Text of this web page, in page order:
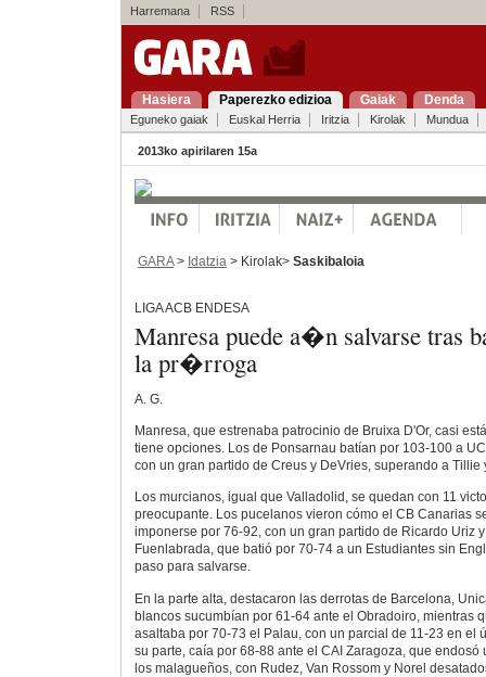
Harremana RSS
Hasiera Paperezko edizioa Gaiak Denda
Eguneko gaiak Euskal Herria Iritzia Kirolak Mundua
2013ko apirilaren 15a
GARA> Idatzia > Kirolak> Saskibaloia
LIGA ACB ENDESA
Manresa puede a�n salvarse tras
la pr�rroga
A. G.
Manresa, que estrenaba patrocinio de Bruixa D'Or, casi
tiene opciones. Los de Ponsarnau batían por 103-100 a
con un gran partido de Creus y DeVries, superando a Tillie
Los murcianos, igual que Valladolid, se quedan con 11
preocupante. Los pucelanos vieron cómo el CB Canarias
imponerse por 76-92, con un gran partido de Ricardo Uriz
Fuenlabrada, que batió por 70-74 a un Estudiantes sin
paso para salvarse.
En la parte alta, destacaron las derrotas de Barcelona,
blancos sucumbían por 61-64 ante el Obradoiro, mientras
asaltaba por 70-73 el Palau, con un parcial de 11-23 en el
su parte, caía por 68-88 ante el CAI Zaragoza, que
los malagueños, con Rudez, Van Rossom y Norel